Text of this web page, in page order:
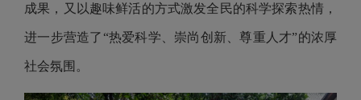
成果，又以趣味鲜活的方式激发全民的科学探索热情，
进一步营造了“热爱科学、崇尚创新、尊重人才”的浓厚
社会氛围。